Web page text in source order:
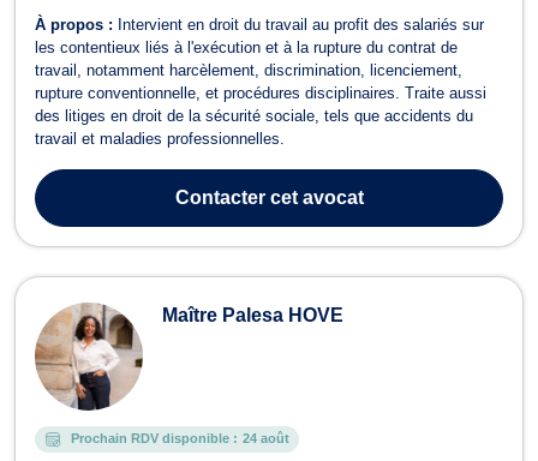
À propos : Intervient en droit du travail au profit des salariés sur
les contentieux liés à l'exécution et à la rupture du contrat de
travail, notamment harcèlement, discrimination, licenciement,
rupture conventionnelle, et procédures disciplinaires. Traite aussi
des litiges en droit de la sécurité sociale, tels que accidents du
travail et maladies professionnelles.
Contactercet avocat
Maître Palesa HOVE
Prochain RDV disponible : 24 août